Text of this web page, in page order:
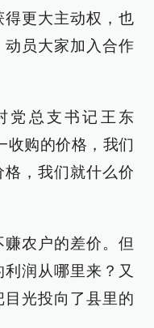
更大主动权，也
员大家加入合作
党总支书记王东
收购的价格，我们
，我们就什么价
农户的差价。但
润从哪里来？又
光投向了县里的